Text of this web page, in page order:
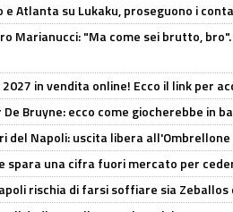
e Atlanta su Lukaku, proseguono i
Marianucci: "Ma come sei brutto,
in vendita online! Ecco il link per
Bruyne: ecco come giocherebbe in
del Napoli: uscita libera all'Ombrellone
spara una cifra fuori mercato per
rischia di farsi soffiare sia Zeballos